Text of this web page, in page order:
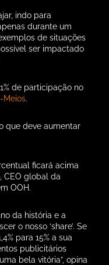
indo para
durante um
de situações
ser impactado
de participação no
Meios.
que deve aumentar
ficará acima
CEO global da
OOH.
da história e a
o nosso ‘share’. Se
para 15% a sua
publicitários
bela vitória”, opina